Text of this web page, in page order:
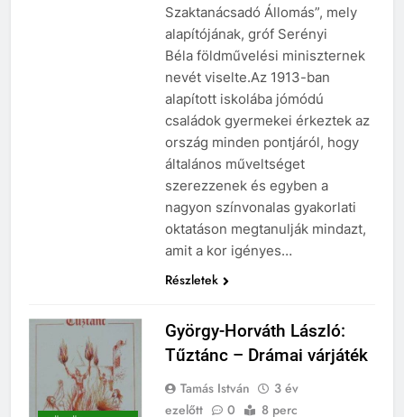
Szaktanácsadó Állomás”, mely
alapítójának, gróf Serényi
Béla földművelési miniszternek
nevét viselte.Az 1913-ban
alapított iskolába jómódú
családok gyermekei érkeztek az
ország minden pontjáról, hogy
általános műveltséget
szerezzenek és egyben a
nagyon színvonalas gyakorlati
oktatáson megtanulják mindazt,
amit a kor igényes…
Részletek
György-Horváth László:
Tűztánc – Drámai várjáték
Tamás István
3 év
ezelőtt
0 8 perc